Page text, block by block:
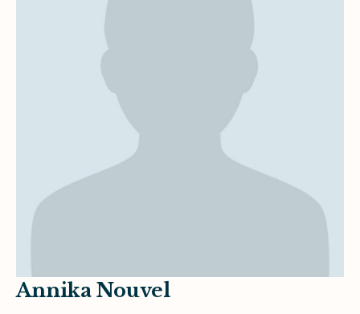
Annika Nouvel